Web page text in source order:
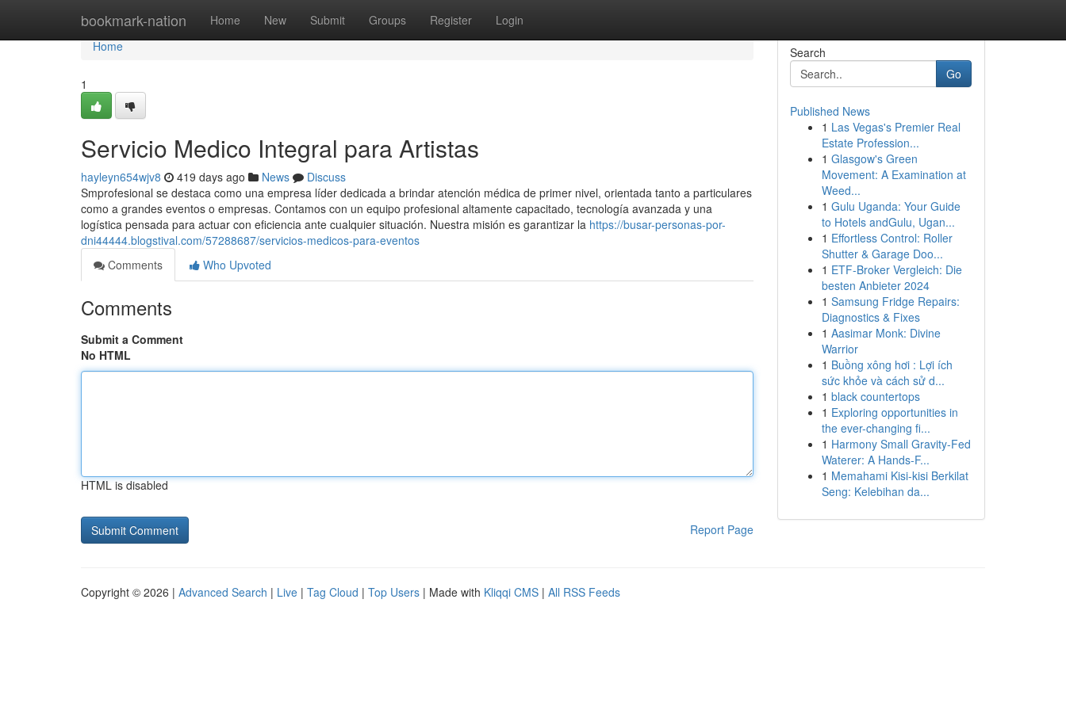
bookmark-nation Home New Submit Groups Register Login
Home
Home
1
Servicio Medico Integral para Artistas
hayleyn654wjv8 419 days ago News
Discuss
Smprofesional se destaca como una empresa líder dedicada a brindar atención médica de primer nivel, orientada tanto a particulares
como a grandes eventos o empresas. Contamos con un equipo profesional altamente capacitado, tecnología avanzada y una
logística pensada para actuar con eficiencia ante cualquier situación. Nuestra misión es garantizar la https://busar-personas-por-
dni44444.blogstival.com/57288687/servicios-medicos-para-eventos
Comments
Who Upvoted
Comments
Submit a Comment
No HTML
HTML is disabled
Report Page
Search
Go
Published News
1 Las Vegas's Premier Real
Estate Profession...
1 Glasgow's Green
Movement: A Examination at
Weed...
1 Gulu Uganda: Your Guide
to Hotels andGulu, Ugan...
1 Effortless Control: Roller
Shutter & Garage Doo...
1 ETF-Broker Vergleich: Die
besten Anbieter 2024
1 Samsung Fridge Repairs:
Diagnostics & Fixes
1 Aasimar Monk: Divine
Warrior
1 Buồng xông hơi : Lợi ích
sức khỏe và cách sử d...
1 black countertops
1 Exploring opportunities in
the ever-changing fi...
1 Harmony Small Gravity-Fed
Waterer: A Hands-F...
1 Memahami Kisi-kisi Berkilat
Seng: Kelebihan da...
Copyright © 2026 | Advanced Search | Live | Tag Cloud | Top Users | Made with Kliqqi CMS | All RSS Feeds